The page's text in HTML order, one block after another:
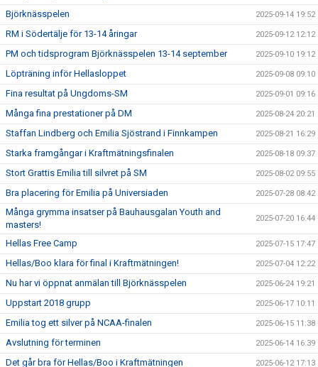
Björknässpelen 2025-09-14 19:52
RM i Södertälje för 13-14 åringar 2025-09-12 12:12
PM och tidsprogram Björknässpelen 13-14 september 2025-09-10 19:12
Löpträning inför Hellasloppet 2025-09-08 09:10
Fina resultat på Ungdoms-SM 2025-09-01 09:16
Många fina prestationer på DM 2025-08-24 20:21
Staffan Lindberg och Emilia Sjöstrand i Finnkampen 2025-08-21 16:29
Starka framgångar i Kraftmätningsfinalen 2025-08-18 09:37
Stort Grattis Emilia till silvret på SM 2025-08-02 09:55
Bra placering för Emilia på Universiaden 2025-07-28 08:42
Många grymma insatser på Bauhausgalan Youth and
masters!
2025-07-20 16:44
Hellas Free Camp 2025-07-15 17:47
Hellas/Boo klara för final i Kraftmätningen! 2025-07-04 12:22
Nu har vi öppnat anmälan till Björknässpelen 2025-06-24 19:21
Uppstart 2018 grupp 2025-06-17 10:11
Emilia tog ett silver på NCAA-finalen 2025-06-15 11:38
Avslutning för terminen 2025-06-14 16:39
Det går bra för Hellas/Boo i Kraftmätningen 2025-06-12 17:13